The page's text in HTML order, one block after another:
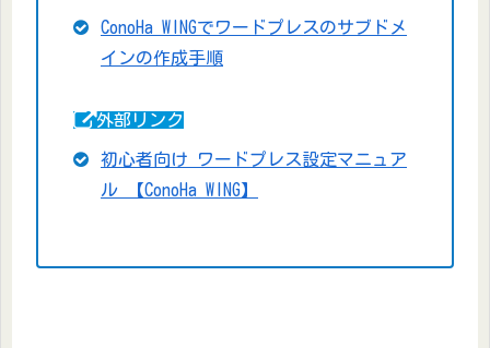
ConoHa WINGでワードプレスのサブドメ
インの作成手順
外部リンク
初心者向け ワードプレス設定マニュア
ル 【ConoHa WING】